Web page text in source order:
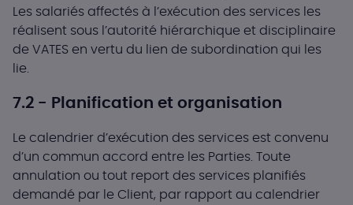
Les salariés affectés à l’exécution des services les
réalisent sous l’autorité hiérarchique et disciplinaire
de VATES en vertu du lien de subordination qui les
lie.
7.2 - Planification et organisation
Le calendrier d’exécution des services est convenu
d’un commun accord entre les Parties. Toute
annulation ou tout report des services planifiés
demandé par le Client, par rapport au calendrier